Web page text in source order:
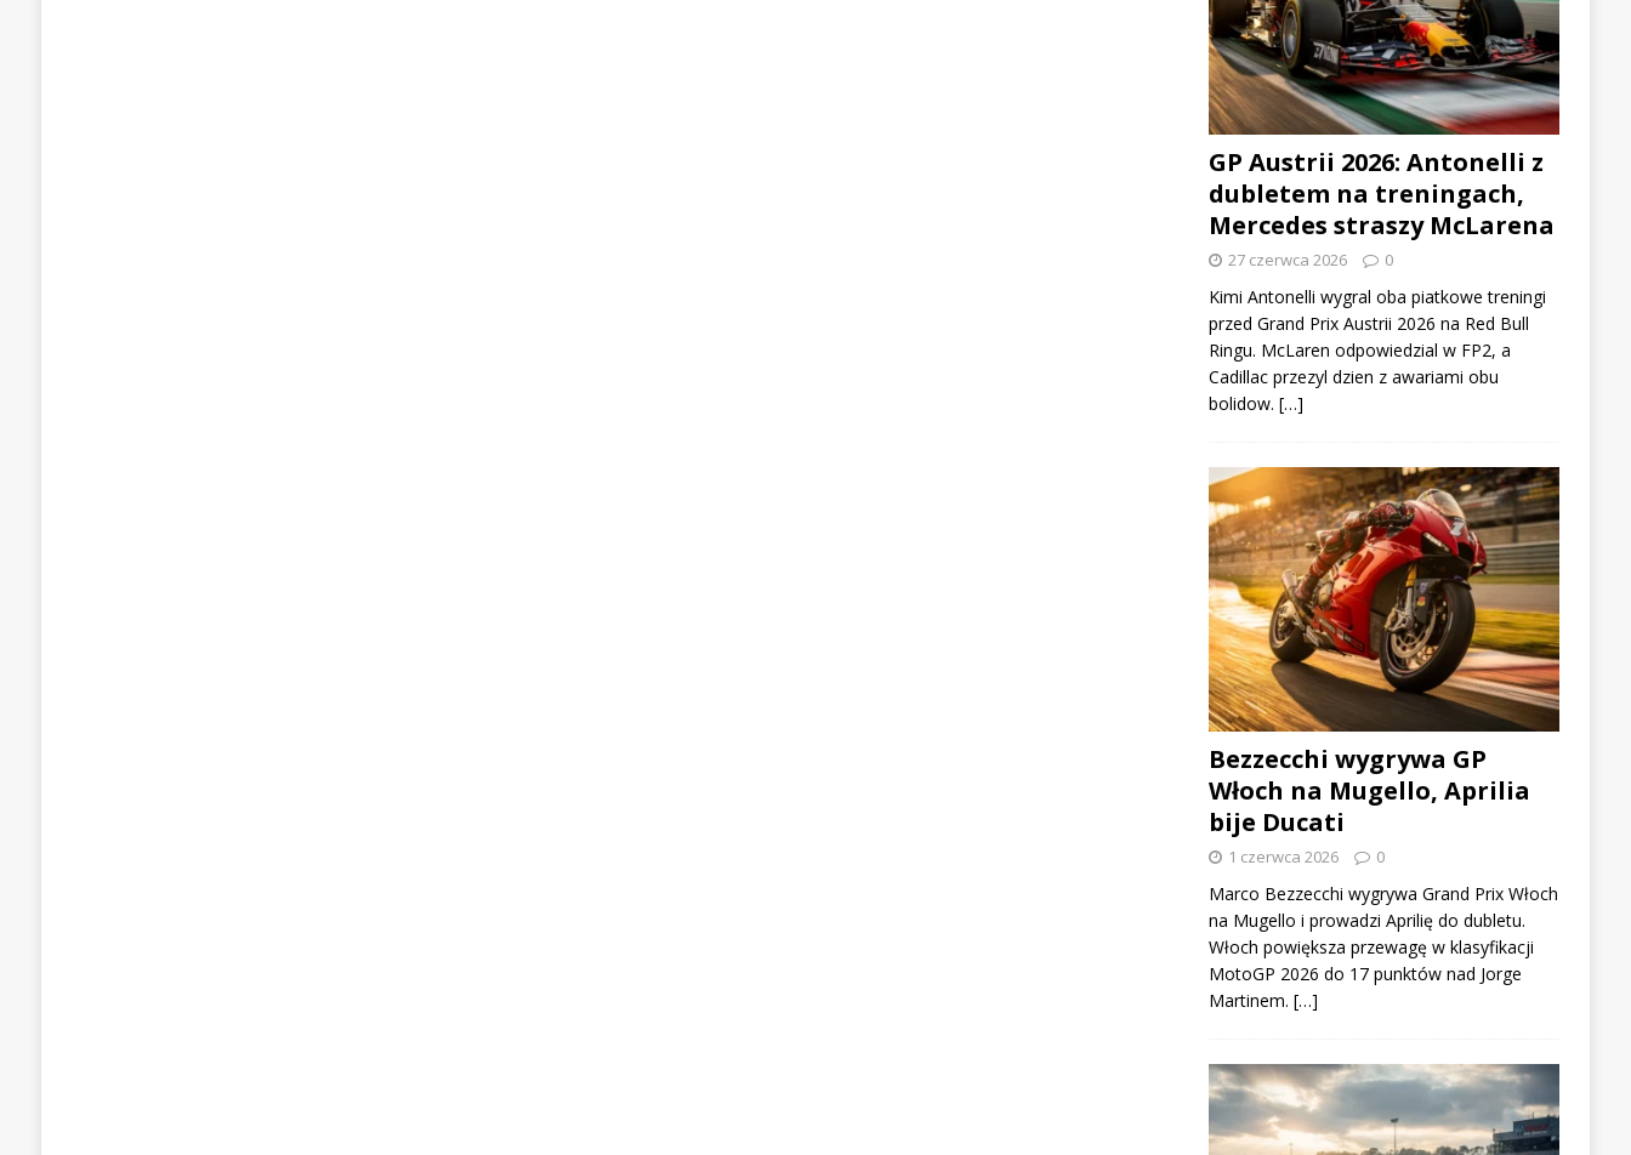
GP Austrii 2026: Antonelli z
dubletem na treningach,
Mercedes straszy McLarena
27 czerwca 2026 0
Kimi Antonelli wygral oba piatkowe treningi
przed Grand Prix Austrii 2026 na Red Bull
Ringu. McLaren odpowiedzial w FP2, a
Cadillac przezyl dzien z awariami obu
bolidow. […]
Bezzecchi wygrywa GP
Włoch na Mugello, Aprilia
bije Ducati
1 czerwca 2026 0
Marco Bezzecchi wygrywa Grand Prix Włoch
na Mugello i prowadzi Aprilię do dubletu.
Włoch powiększa przewagę w klasyfikacji
MotoGP 2026 do 17 punktów nad Jorge
Martinem. […]